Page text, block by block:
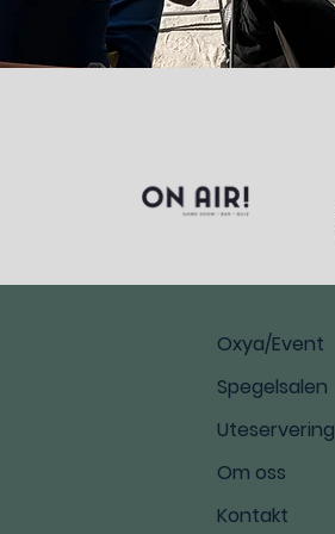
Oxya/Event
Spegelsalen
Uteservering
Om oss
Kontakt